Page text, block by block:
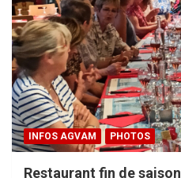
INFOS AGVAM PHOTOS
Restaurant fin de saison